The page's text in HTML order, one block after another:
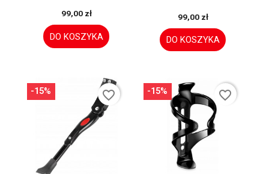
99,00 zł
DO KOSZYKA
99,00 zł
DO KOSZYKA
-15% favorite_border -15% favorite_border